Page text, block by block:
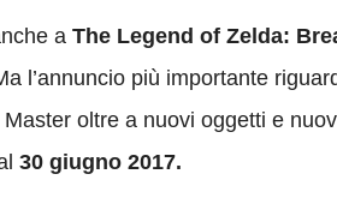
a The Legend of Zelda:
l’annuncio più importante
Master oltre a nuovi oggetti e
30 giugno 2017.